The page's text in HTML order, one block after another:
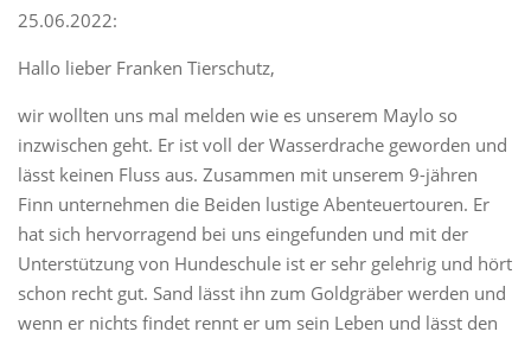
25.06.2022:
Hallo lieber Franken Tierschutz,
wir wollten uns mal melden wie es unserem Maylo so
inzwischen geht. Er ist voll der Wasserdrache geworden und
lässt keinen Fluss aus. Zusammen mit unserem 9-jähren
Finn unternehmen die Beiden lustige Abenteuertouren. Er
hat sich hervorragend bei uns eingefunden und mit der
Unterstützung von Hundeschule ist er sehr gelehrig und hört
schon recht gut. Sand lässt ihn zum Goldgräber werden und
wenn er nichts findet rennt er um sein Leben und lässt den